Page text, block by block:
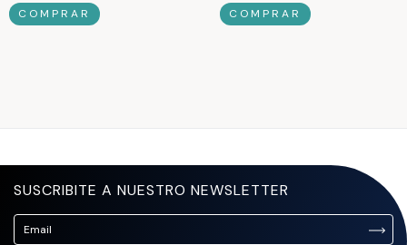
SUSCRIBITE A NUESTRO NEWSLETTER